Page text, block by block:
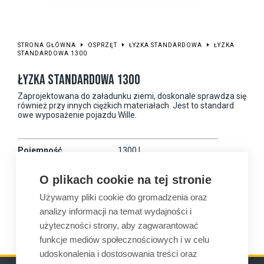
STRONA GŁÓWNA OSPRZĘT ŁYŻKA STANDARDOWA
ŁYZKA
STANDARDOWA 1300
ŁYZKA STANDARDOWA 1300
Zaprojektowana do załadunku ziemi, doskonale sprawdza się
również przy innych ciężkich materiałach. Jest to standard
owe wyposażenie pojazdu Wille.
Pojemność 1300 l
Szerokość robocza 2300 mm
450 kg
Kompatybilność
O plikach cookie na tej stronie
Używamy pliki cookie do gromadzenia oraz
analizy informacji na temat wydajności i
użyteczności strony, aby zagwarantować
funkcje mediów społecznościowych i w celu
udoskonalenia i dostosowania treści oraz